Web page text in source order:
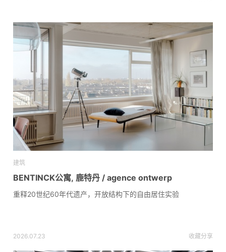
建筑
BENTINCK公寓, 鹿特丹 / agence ontwerp
重释20世纪60年代遗产，开放结构下的自由居住实验
2026.07.23 收藏分享